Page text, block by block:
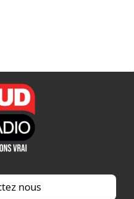
nous